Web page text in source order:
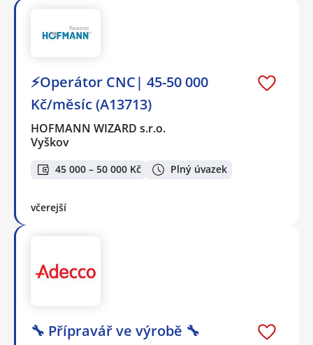
⚡Operátor CNC| 45-50 000
Kč/měsíc (A13713)
HOFMANN WIZARD s.r.o.
Vyškov
45 000 – 50 000 Kč Plný úvazek
včerejší
🔧 Přípravář ve výrobě 🔧